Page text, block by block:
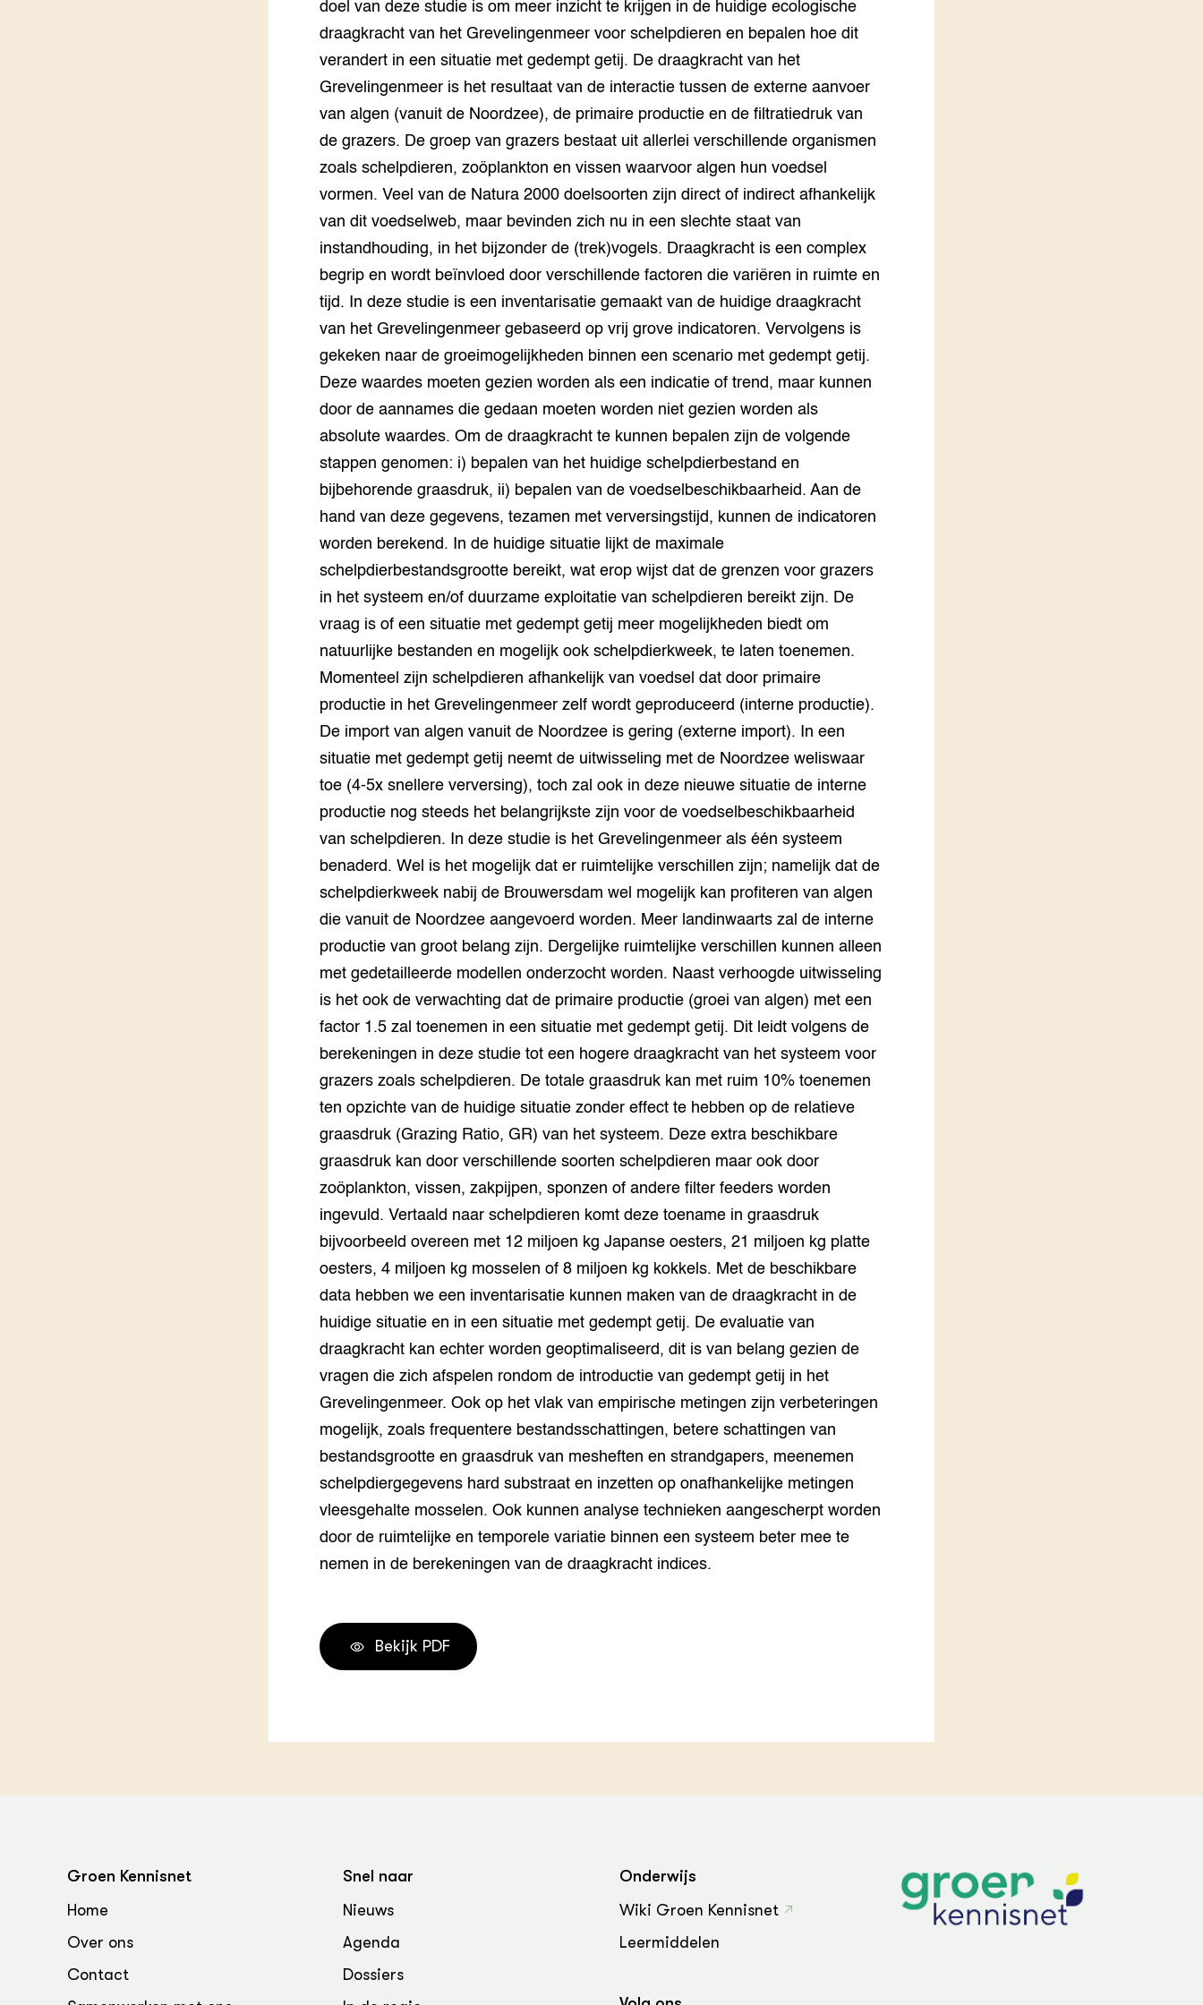
Groen, grond en infra
Varkenshouderij
EURCAW-Pigs
Groenpact Digitalisering &
Technologie
Groen, welbevinden en
klimaatadaptatie
Invasieve exoten
Plantaardige genetische
bronnen
Genetische diversiteit
landbouwhuisdieren
doel van deze studie is om meer inzicht te krijgen in de huidige ecologische
draagkracht van het Grevelingenmeer voor schelpdieren en bepalen hoe dit
verandert in een situatie met gedempt getij. De draagkracht van het
Grevelingenmeer is het resultaat van de interactie tussen de externe aanvoer
van algen (vanuit de Noordzee), de primaire productie en de filtratiedruk van
de grazers. De groep van grazers bestaat uit allerlei verschillende organismen
zoals schelpdieren, zoöplankton en vissen waarvoor algen hun voedsel
vormen. Veel van de Natura 2000 doelsoorten zijn direct of indirect afhankelijk
van dit voedselweb, maar bevinden zich nu in een slechte staat van
instandhouding, in het bijzonder de (trek)vogels. Draagkracht is een complex
begrip en wordt beïnvloed door verschillende factoren die variëren in ruimte en
tijd. In deze studie is een inventarisatie gemaakt van de huidige draagkracht
van het Grevelingenmeer gebaseerd op vrij grove indicatoren. Vervolgens is
gekeken naar de groeimogelijkheden binnen een scenario met gedempt getij.
Deze waardes moeten gezien worden als een indicatie of trend, maar kunnen
door de aannames die gedaan moeten worden niet gezien worden als
absolute waardes. Om de draagkracht te kunnen bepalen zijn de volgende
stappen genomen: i) bepalen van het huidige schelpdierbestand en
bijbehorende graasdruk, ii) bepalen van de voedselbeschikbaarheid. Aan de
hand van deze gegevens, tezamen met verversingstijd, kunnen de indicatoren
worden berekend. In de huidige situatie lijkt de maximale
schelpdierbestandsgrootte bereikt, wat erop wijst dat de grenzen voor grazers
in het systeem en/of duurzame exploitatie van schelpdieren bereikt zijn. De
vraag is of een situatie met gedempt getij meer mogelijkheden biedt om
natuurlijke bestanden en mogelijk ook schelpdierkweek, te laten toenemen.
Momenteel zijn schelpdieren afhankelijk van voedsel dat door primaire
productie in het Grevelingenmeer zelf wordt geproduceerd (interne productie).
De import van algen vanuit de Noordzee is gering (externe import). In een
situatie met gedempt getij neemt de uitwisseling met de Noordzee weliswaar
toe (4-5x snellere verversing), toch zal ook in deze nieuwe situatie de interne
productie nog steeds het belangrijkste zijn voor de voedselbeschikbaarheid
van schelpdieren. In deze studie is het Grevelingenmeer als één systeem
benaderd. Wel is het mogelijk dat er ruimtelijke verschillen zijn; namelijk dat de
schelpdierkweek nabij de Brouwersdam wel mogelijk kan profiteren van algen
die vanuit de Noordzee aangevoerd worden. Meer landinwaarts zal de interne
productie van groot belang zijn. Dergelijke ruimtelijke verschillen kunnen alleen
met gedetailleerde modellen onderzocht worden. Naast verhoogde uitwisseling
is het ook de verwachting dat de primaire productie (groei van algen) met een
factor 1.5 zal toenemen in een situatie met gedempt getij. Dit leidt volgens de
berekeningen in deze studie tot een hogere draagkracht van het systeem voor
grazers zoals schelpdieren. De totale graasdruk kan met ruim 10% toenemen
ten opzichte van de huidige situatie zonder effect te hebben op de relatieve
graasdruk (Grazing Ratio, GR) van het systeem. Deze extra beschikbare
graasdruk kan door verschillende soorten schelpdieren maar ook door
zoöplankton, vissen, zakpijpen, sponzen of andere filter feeders worden
ingevuld. Vertaald naar schelpdieren komt deze toename in graasdruk
bijvoorbeeld overeen met 12 miljoen kg Japanse oesters, 21 miljoen kg platte
oesters, 4 miljoen kg mosselen of 8 miljoen kg kokkels. Met de beschikbare
data hebben we een inventarisatie kunnen maken van de draagkracht in de
huidige situatie en in een situatie met gedempt getij. De evaluatie van
draagkracht kan echter worden geoptimaliseerd, dit is van belang gezien de
vragen die zich afspelen rondom de introductie van gedempt getij in het
Grevelingenmeer. Ook op het vlak van empirische metingen zijn verbeteringen
mogelijk, zoals frequentere bestandsschattingen, betere schattingen van
bestandsgrootte en graasdruk van mesheften en strandgapers, meenemen
schelpdiergegevens hard substraat en inzetten op onafhankelijke metingen
vleesgehalte mosselen. Ook kunnen analyse technieken aangescherpt worden
door de ruimtelijke en temporele variatie binnen een systeem beter mee te
nemen in de berekeningen van de draagkracht indices.
Bekijk PDF
Groen Kennisnet
Home
Over ons
Contact
Snel naar
Nieuws
Agenda
Dossiers
Onderwijs
Wiki Groen Kennisnet
Leermiddelen